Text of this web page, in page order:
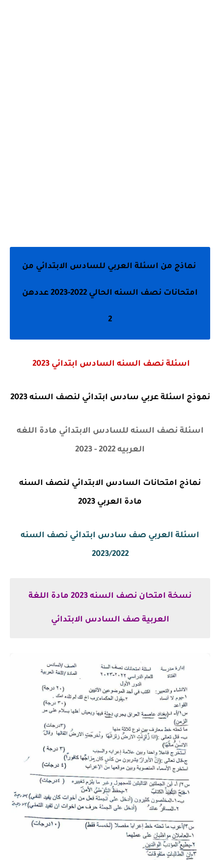
نماذج من اسئلة العربي للسادس الابتدائي من
امتحانات نصف السنه الحالي 2022-2023 عددهن
2
اسئلة نصف السنه السادس ابتدائي 2023
نموذج اسئلة عربي سادس ابتدائي لنصف السنه 2023
اسئلة نصف السنه للسادس الابتدائي مادة اللغه
العربيه 2022 - 2023
نماذج امتحانات السادس الابتدائي لنصف السنه
مادة العربي 2023
اسئلة العربي صف سادس ابتدائي نصف السنه
2023/2022
نسخة امتحان نصف السنه 2023 مادة اللغة
العربية صف السادس الابتدائي